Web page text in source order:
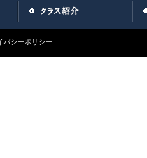
バシーポリシー